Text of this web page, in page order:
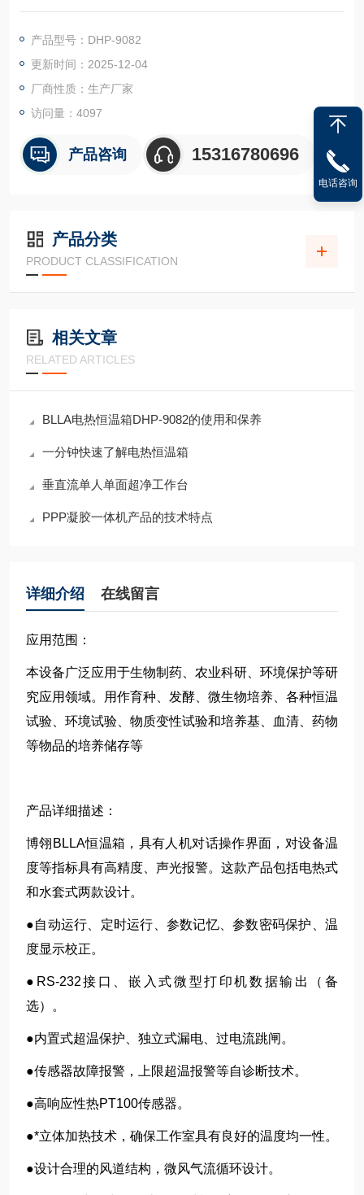
证实验安全运行不发生意外。
产品型号：DHP-9082
更新时间：2025-12-04
厂商性质：生产厂家
访问量：4097
产品咨询 15316780696
产品分类
PRODUCT CLASSIFICATION
相关文章
RELATED ARTICLES
BLLA电热恒温箱DHP-9082的使用和保养
一分钟快速了解电热恒温箱
垂直流单人单面超净工作台
PPP凝胶一体机产品的技术特点
详细介绍 在线留言
应用范围：
本设备广泛应用于生物制药、农业科研、环境保护等研
究应用领域。用作育种、发酵、微生物培养、各种恒温
试验、环境试验、物质变性试验和培养基、血清、药物
等物品的培养储存等
产品详细描述：
博翎BLLA恒温箱，具有人机对话操作界面，对设备温
度等指标具有高精度、声光报警。这款产品包括电热式
和水套式两款设计。
●自动运行、定时运行、参数记忆、参数密码保护、温
度显示校正。
●RS-232接口、嵌入式微型打印机数据输出（备
选）。
●内置式超温保护、独立式漏电、过电流跳闸。
●传感器故障报警，上限超温报警等自诊断技术。
●高响应性热PT100传感器。
●*立体加热技术，确保工作室具有良好的温度均一性。
●设计合理的风道结构，微风气流循环设计。
电话咨询